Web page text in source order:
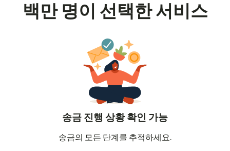
백만 명이 선택한 서비스
송금 진행 상황 확인 가능
송금의 모든 단계를 추적하세요.